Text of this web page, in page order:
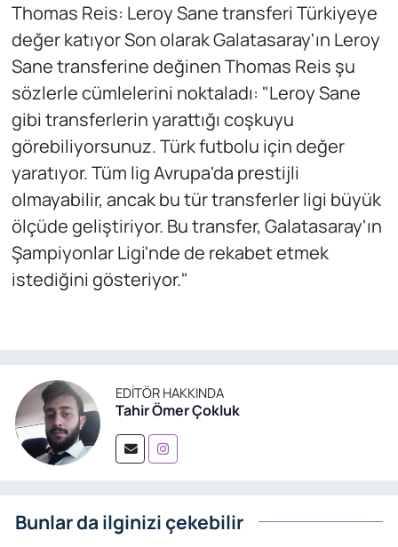
Thomas Reis: Leroy Sane transferi Türkiyeye
değer katıyor Son olarak Galatasaray'ın Leroy
Sane transferine değinen Thomas Reis şu
sözlerle cümlelerini noktaladı: "Leroy Sane
gibi transferlerin yarattığı coşkuyu
görebiliyorsunuz. Türk futbolu için değer
yaratıyor. Tüm lig Avrupa'da prestijli
olmayabilir, ancak bu tür transferler ligi büyük
ölçüde geliştiriyor. Bu transfer, Galatasaray'ın
Şampiyonlar Ligi'nde de rekabet etmek
istediğini gösteriyor."
EDITÖR HAKKINDA
Tahir Ömer Çokluk
Bunlar da ilginizi çekebilir